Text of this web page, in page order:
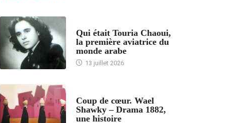
Qui était Touria Chaoui,
la première aviatrice du
monde arabe
13 juillet 2026
Coup de cœur. Wael
Shawky – Drama 1882,
une histoire